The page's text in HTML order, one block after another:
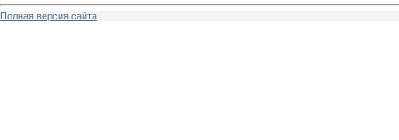
Полная версия сайта